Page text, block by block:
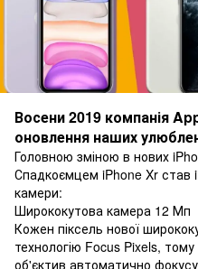
Восени 2019 компанія
оновлення наших
Головною зміною в нових
Спадкоємцем iPhone Xr став
камери:
Ширококутова камера 12 Мп
Кожен піксель нової
технологію Focus Pixels,
об'єктив автоматично